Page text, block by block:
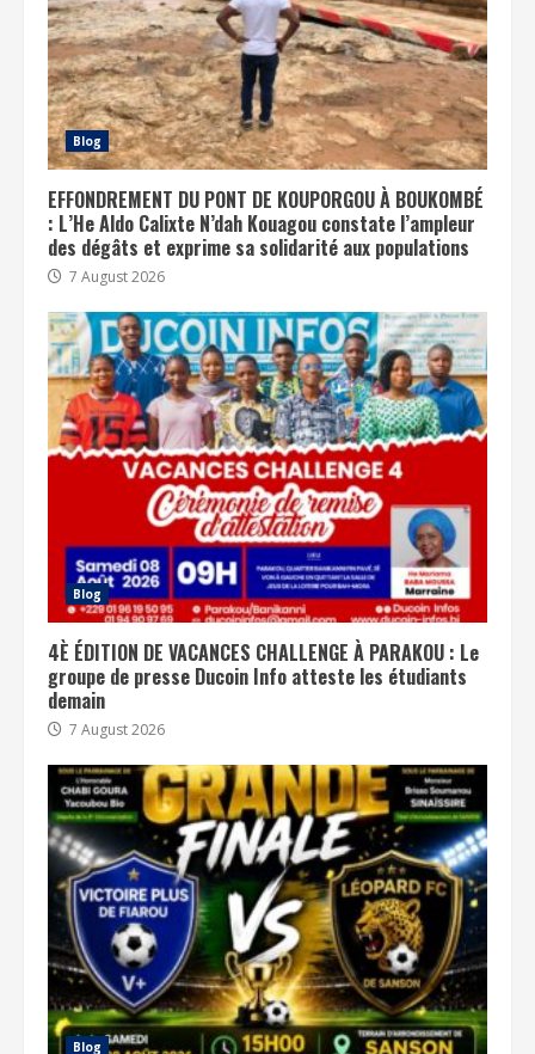
Blog
EFFONDREMENT DU PONT DE KOUPORGOU À BOUKOMBÉ
: L’He Aldo Calixte N’dah Kouagou constate l’ampleur
des dégâts et exprime sa solidarité aux populations
7 August 2026
Blog
4È ÉDITION DE VACANCES CHALLENGE À PARAKOU : Le
groupe de presse Ducoin Info atteste les étudiants
demain
7 August 2026
Blog